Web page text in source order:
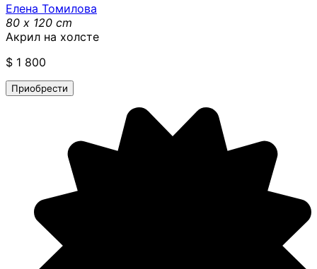
Елена Томилова
80 x 120 cm
Акрил на холсте
$ 1 800
Приобрести